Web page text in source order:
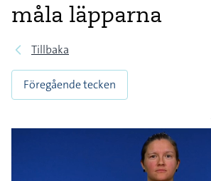
måla läpparna
Tillbaka
Föregående tecken